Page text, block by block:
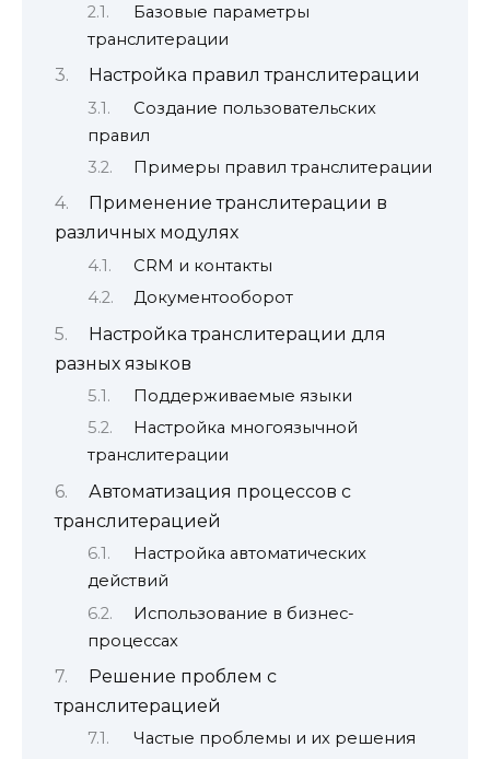
Базовые параметры
транслитерации
Настройка правил транслитерации
Создание пользовательских
правил
Примеры правил транслитерации
Применение транслитерации в
различных модулях
CRM и контакты
Документооборот
Настройка транслитерации для
разных языков
Поддерживаемые языки
Настройка многоязычной
транслитерации
Автоматизация процессов с
транслитерацией
Настройка автоматических
действий
Использование в бизнес-
процессах
Решение проблем с
транслитерацией
Частые проблемы и их решения